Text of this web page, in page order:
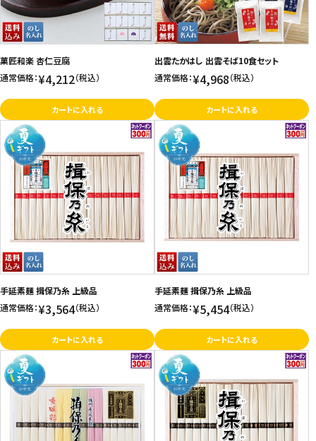
菓匠和楽 杏仁豆腐
通常価格：¥4,212（税込）
カートに入れる
出雲たかはし 出雲そば10食セット
通常価格：¥4,968（税込）
カートに入れる
手延素麺 揖保乃糸 上級品
通常価格：¥3,564（税込）
カートに入れる
手延素麺 揖保乃糸 上級品
通常価格：¥5,454（税込）
カートに入れる